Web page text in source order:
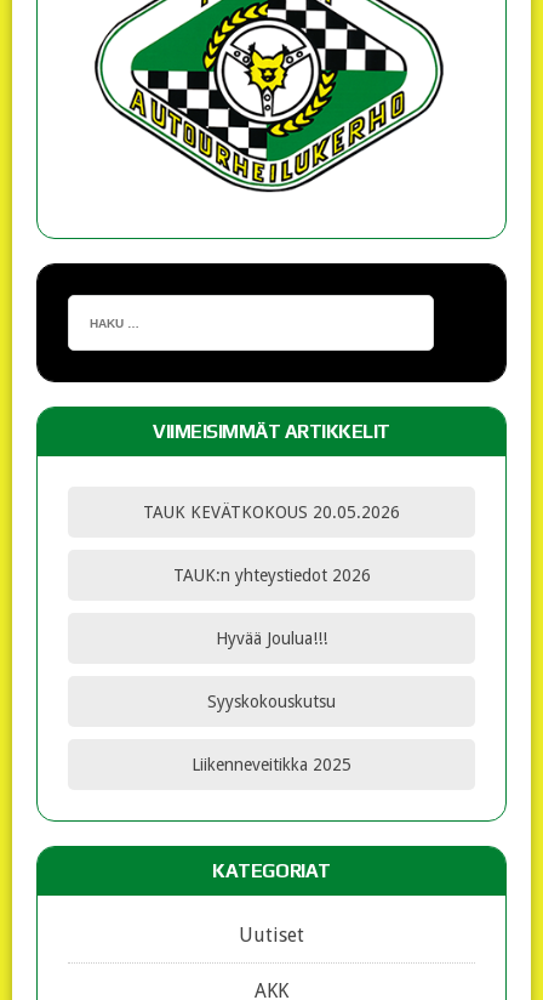
VIIMEISIMMÄT ARTIKKELIT
TAUK KEVÄTKOKOUS 20.05.2026
TAUK:n yhteystiedot 2026
Hyvää Joulua!!!
Syyskokouskutsu
Liikenneveitikka 2025
KATEGORIAT
Uutiset
AKK